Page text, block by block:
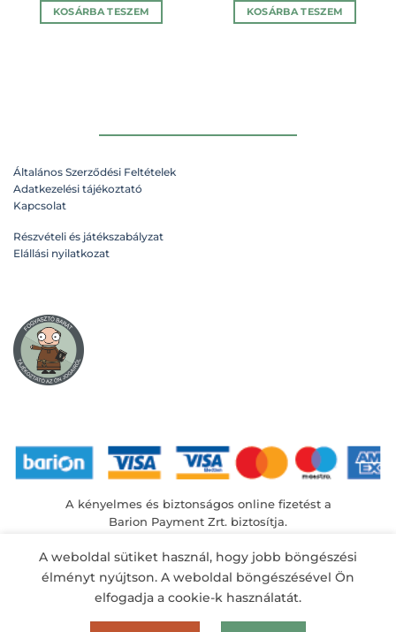
KOSÁRBA TESZEM KOSÁRBA TESZEM
Általános Szerződési Feltételek
Adatkezelési tájékoztató
Kapcsolat
Részvételi és játékszabályzat
Elállási nyilatkozat
A kényelmes és biztonságos online fizetést a
Barion Payment Zrt. biztosítja.
A weboldal sütiket használ, hogy jobb böngészési
élményt nyújtson. A weboldal böngészésével Ön
elfogadja a cookie-k használatát.